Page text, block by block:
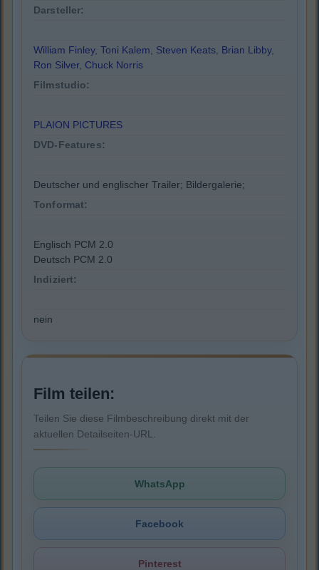
Darsteller:
William Finley, Toni Kalem, Steven Keats, Brian Libby,
Ron Silver, Chuck Norris
Filmstudio:
PLAION PICTURES
DVD-Features:
Deutscher und englischer Trailer; Bildergalerie;
Tonformat:
Englisch PCM 2.0
Deutsch PCM 2.0
Indiziert:
nein
Film teilen:
Teilen Sie diese Filmbeschreibung direkt mit der
aktuellen Detailseiten-URL.
WhatsApp
Facebook
Pinterest